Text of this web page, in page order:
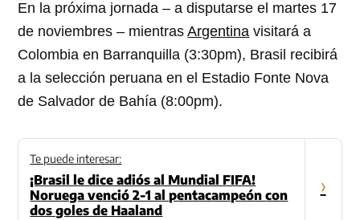
En la próxima jornada – a disputarse el martes 17
de noviembres – mientrasArgentina visitará a
Colombia en Barranquilla (3:30pm), Brasil recibirá
a la selección peruana en el Estadio Fonte Nova
de Salvador de Bahía (8:00pm).
Te puede interesar:
¡Brasil le dice adiós al Mundial FIFA!
Noruega venció 2-1 al pentacampeón con
dos goles de Haaland
›